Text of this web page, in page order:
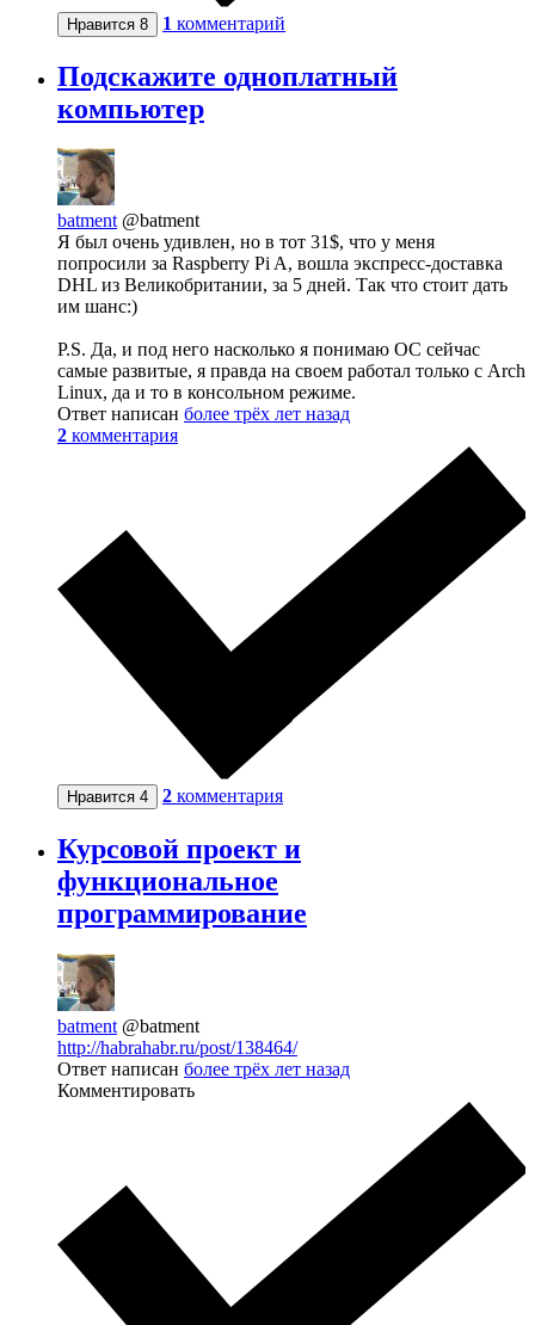
Нравится 8 1 комментарий
Подскажите одноплатный
компьютер
batment @batment
Я был очень удивлен, но в тот 31$, что у меня
попросили за Raspberry Pi A, вошла экспресс-доставка
DHL из Великобритании, за 5 дней. Так что стоит дать
им шанс:)
P.S. Да, и под него насколько я понимаю ОС сейчас
самые развитые, я правда на своем работал только с Arch
Linux, да и то в консольном режиме.
Ответ написан более трёх лет назад
2 комментария
Нравится 4 2 комментария
Курсовой проект и
функциональное
программирование
batment @batment
http://habrahabr.ru/post/138464/
Ответ написан более трёх лет назад
Комментировать